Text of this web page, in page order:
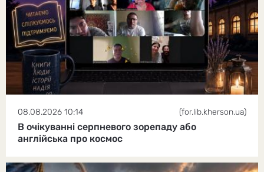
08.08.2026 10:14 (for.lib.kherson.ua)
В очікуванні серпневого зорепаду або
англійська про космос